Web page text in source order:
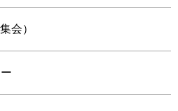
会）